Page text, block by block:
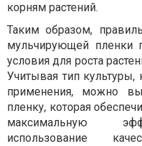
корням растений.
Таким образом,
мульчирующей пленки
условия для роста
Учитывая тип культуры,
применения, можно
пленку, которая
максимальную
использование